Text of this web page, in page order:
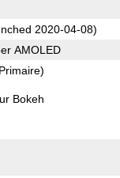
2020-04-08)
AMOLED
Bokeh